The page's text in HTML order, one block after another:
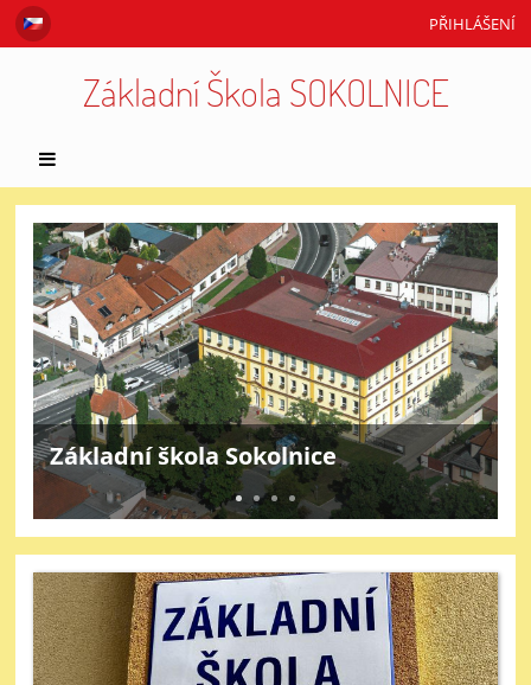
PŘIHLÁŠENÍ
Základní Škola SOKOLNICE
Hlavní
stránka
Základní škola Sokolnice